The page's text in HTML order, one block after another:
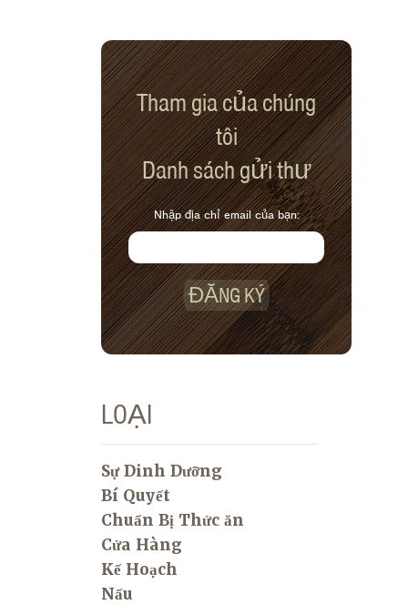
yêu thích của tôi sử dụng những gì
trong mùa thu này.
Tham gia của chúng
tôi
Danh sách gửi thư
Nhập địa chỉ email của bạn:
ĐĂNG KÝ
LOẠI
Sự Dinh Dưỡng
Bí Quyết
Chuẩn Bị Thức ăn
Cửa Hàng
Kế Hoạch
Nấu